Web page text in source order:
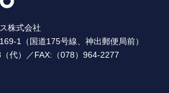
株式会社
1（国道175号線、神出郵便局前）
代）／FAX:（078）964-2277